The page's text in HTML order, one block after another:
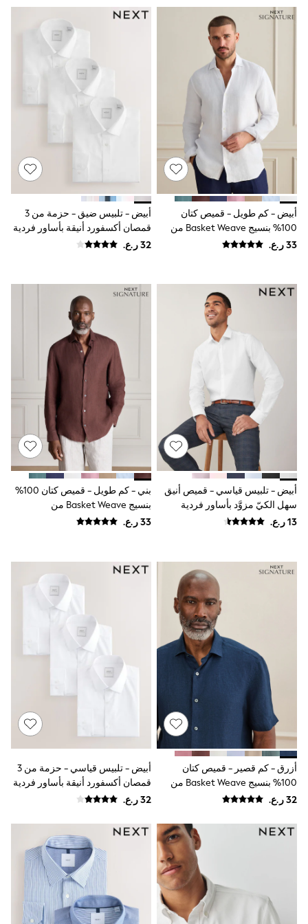
Boys' Travel Styles
Sunset Styles
Sets & Outfits
Linen Collection
Tops & T-Shirts
Shirts
Polo Shirts
Swimwear
Shorts
Sandals & Clogs
Sun Safe
Rash Vests
Sun Hats & Caps
Sunglasses
Baby Holiday Shop
Baby Summer Nightwear
Dresses
Sets & Outfits
Rompers
Sun Hats & Caps
Mens' Holiday Shop
Shirts
Linen Collection
Polo Shirts
Tops & T-Shirts
Trousers & Chinos
Jeans
Shorts
Swimwear
Hats & Caps
Vests
Sunglasses
Beach Towels
Bags
Travel Bags
Luggage
Angel & Rocket
Love & Roses
Mint Velvet
Monsoon
River Island
Eid Holiday Collection
SCHOOLWEAR
All Boys Schoolwear
Trousers
Shorts
Polo Shirts
Sweatshirts & Jumpers
Coats & Jackets
Underwear
Socks
Multipacks
All Boys Sport & Swimwear
adidas
All Girls Schoolwear
أبيض - كم طويل - قميص كتان
100% بنسيج Basket Weave من
Signature
أبيض - تلبيس ضيق - حزمة من 3
قمصان أكسفورد أنيقة بأساور فردية
سهلة العناية
أبيض - تلبيس قياسي - قميص أنيق
سهل الكيّ مزوَّد بأساور فردية
بني - كم طويل - قميص كتان 100%
بنسيج Basket Weave من
Signature
أزرق - كم قصير - قميص كتان
100% بنسيج Basket Weave من
Signature
أبيض - تلبيس قياسي - حزمة من 3
قمصان أكسفورد أنيقة بأساور فردية
سهلة العناية